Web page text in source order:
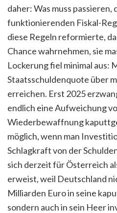
daher: Was muss passieren,
funktionierenden Fiskal-
diese Regeln reformierte,
Chance wahrnehmen, sie
Lockerung fiel minimal aus:
Staatsschuldenquote über
erreichen. Erst 2025
endlich eine Aufweichung
Wiederbewaffnung
möglich, wenn man
Schlagkraft von der
sich derzeit für Österreich
erweist, weil Deutschland
Milliarden Euro in seine
sondern auch in sein Heer